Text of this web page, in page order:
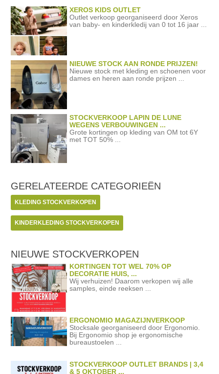
XEROS KIDS OUTLET
Outlet verkoop georganiseerd door Xeros
van baby- en kinderkledij van 0 tot 16 jaar ...
NIEUWE STOCK AAN RONDE PRIJZEN!
Nieuwe stock met kleding en schoenen voor
dames en heren aan ronde prijzen ...
STOCKVERKOOP LAPIN DE LUNE
WEGENS VERBOUWINGEN ...
Grote kortingen op kleding van OM tot 6Y
met TOT 50% ...
GERELATEERDE CATEGORIEËN
KLEDING STOCKVERKOPEN
KINDERKLEDING STOCKVERKOPEN
NIEUWE STOCKVERKOPEN
KORTINGEN TOT WEL 70% OP
DECORATIE HUIS, ...
Wij verhuizen! Daarom verkopen wij alle
samples, einde reeksen ...
ERGONOMIO MAGAZIJNVERKOOP
Stocksale georganiseerd door Ergonomio.
Bij Ergonomio shop je ergonomische
bureaustoelen ...
STOCKVERKOOP OUTLET BRANDS | 3,4
& 5 OKTOBER ...